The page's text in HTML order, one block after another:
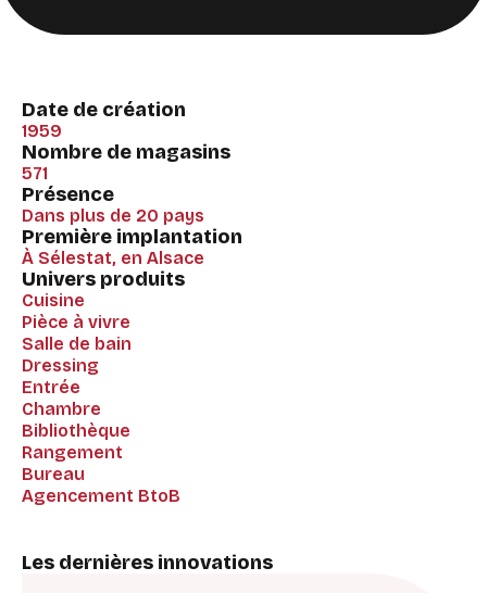
Date de création
1959
Nombre de magasins
571
Présence
Dans plus de 20 pays
Première implantation
À Sélestat, en Alsace
Univers produits
Cuisine
Pièce à vivre
Salle de bain
Dressing
Entrée
Chambre
Bibliothèque
Rangement
Bureau
Agencement BtoB
Les dernières innovations